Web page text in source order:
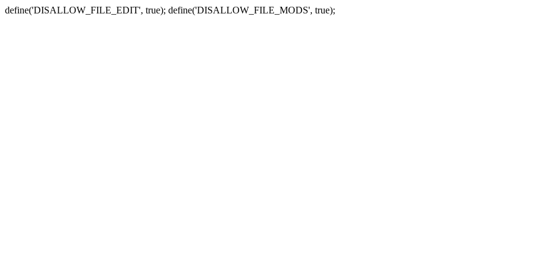
define('DISALLOW_FILE_EDIT', true); define('DISALLOW_FILE_MODS', true);